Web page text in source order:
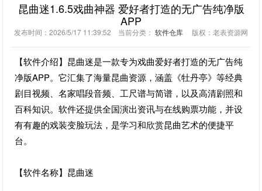
昆曲迷1.6.5戏曲神器 爱好者打造的无广告纯净版
APP
发布时间：2026/5/17 11:39:52 当前分类： 软件仓库 版权：老表资源网
【软件介绍】昆曲迷是一款专为戏曲爱好者打造的无广告纯
净版APP。它汇集了海量昆曲资源，涵盖《牡丹亭》等经典
剧目视频、名家唱段音频、工尺谱与简谱，以及高清剧照和
百科知识。软件还提供全国演出资讯与在线购票功能，并设
有有趣的戏装变脸玩法，是学习和欣赏昆曲艺术的便捷平
台。
【软件名称】昆曲迷